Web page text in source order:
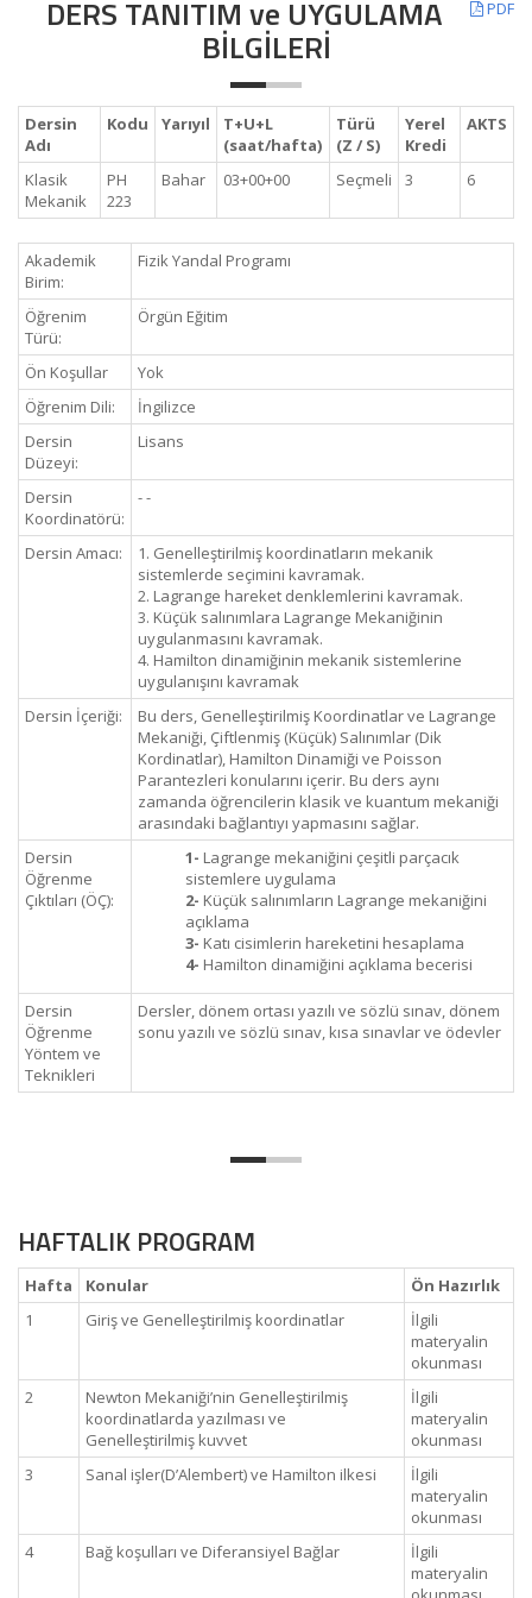
PDF
DERS TANITIM ve UYGULAMA
BİLGİLERİ
Dersin
Adı
Kodu Yarıyıl
T+U+L
(saat/hafta)
Türü
(Z / S)
Yerel
Kredi
AKTS
Klasik
Mekanik
PH
223
Bahar 03+00+00 Seçmeli 3 6
Akademik
Birim:
Fizik Yandal Programı
Öğrenim
Türü:
Örgün Eğitim
Ön Koşullar
Yok
Öğrenim Dili:
İngilizce
Dersin
Düzeyi:
Lisans
Dersin
Koordinatörü:
- -
Dersin Amacı:
1. Genelleştirilmiş koordinatların mekanik
sistemlerde seçimini kavramak.
2. Lagrange hareket denklemlerini kavramak.
3. Küçük salınımlara Lagrange Mekaniğinin
uygulanmasını kavramak.
4. Hamilton dinamiğinin mekanik sistemlerine
uygulanışını kavramak
Dersin İçeriği:
Bu ders, Genelleştirilmiş Koordinatlar ve Lagrange
Mekaniği, Çiftlenmiş (Küçük) Salınımlar (Dik
Kordinatlar), Hamilton Dinamiği ve Poisson
Parantezleri konularını içerir. Bu ders aynı
zamanda öğrencilerin klasik ve kuantum mekaniği
arasındaki bağlantıyı yapmasını sağlar.
Dersin
Öğrenme
Çıktıları (ÖÇ):
1- Lagrange mekaniğini çeşitli parçacık
sistemlere uygulama
2- Küçük salınımların Lagrange mekaniğini
açıklama
3- Katı cisimlerin hareketini hesaplama
4- Hamilton dinamiğini açıklama becerisi
Dersin
Öğrenme
Yöntem ve
Teknikleri
Dersler, dönem ortası yazılı ve sözlü sınav, dönem
sonu yazılı ve sözlü sınav, kısa sınavlar ve ödevler
HAFTALIK PROGRAM
Hafta Konular
Ön Hazırlık
1
Giriş ve Genelleştirilmiş koordinatlar
İlgili
materyalin
okunması
2
Newton Mekaniği’nin Genelleştirilmiş
koordinatlarda yazılması ve
Genelleştirilmiş kuvvet
İlgili
materyalin
okunması
3
Sanal işler(D’Alembert) ve Hamilton ilkesi
İlgili
materyalin
okunması
4
Bağ koşulları ve Diferansiyel Bağlar
İlgili
materyalin